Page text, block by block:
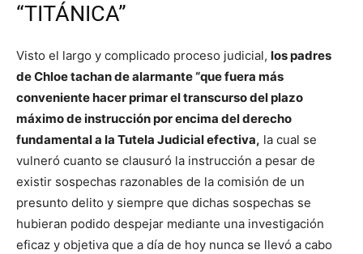
“TITÁNICA”
Visto el largo y complicado proceso judicial, los padres
de Chloe tachan de alarmante “que fuera más
conveniente hacer primar el transcurso del plazo
máximo de instrucción por encima del derecho
fundamental a la Tutela Judicial efectiva, la cual se
vulneró cuanto se clausuró la instrucción a pesar de
existir sospechas razonables de la comisión de un
presunto delito y siempre que dichas sospechas se
hubieran podido despejar mediante una investigación
eficaz y objetiva que a día de hoy nunca se llevó a cabo